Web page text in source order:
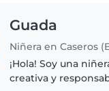
Guada
¡Hola! Soy una
creativa y